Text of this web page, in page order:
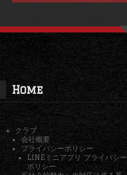
Home
クラブ
会社概要
プライバシーポリシー
LINEミニアプリ プライバシー
ポリシー